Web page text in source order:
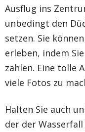
Ausflug ins
unbedingt den
setzen. Sie
erleben, indem
zahlen. Eine tolle
viele Fotos zu
Halten Sie auch
der der